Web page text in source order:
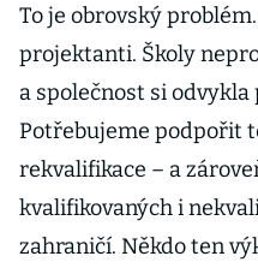
To je obrovský
projektanti. Školy
a společnost si
Potřebujeme podpořit
rekvalifikace – a
kvalifikovaných i
zahraničí. Někdo ten